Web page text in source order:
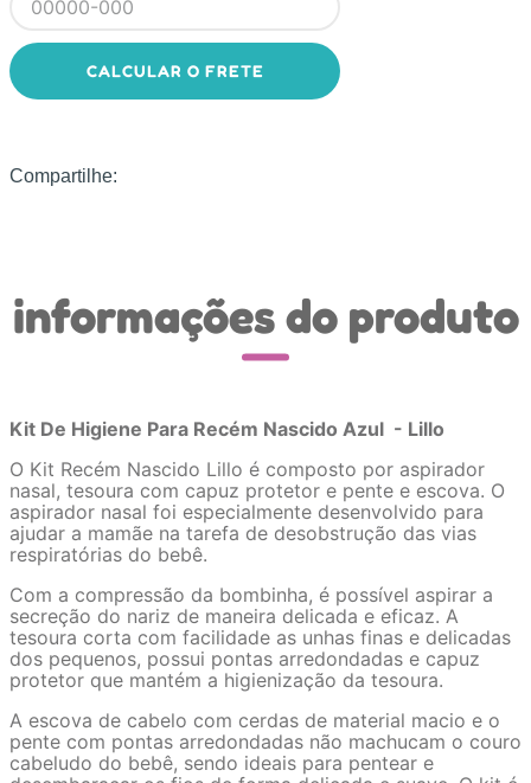
CALCULAR O FRETE
Compartilhe:
informações do produto
Kit De Higiene Para Recém Nascido Azul - Lillo
O Kit Recém Nascido Lillo é composto por aspirador
nasal, tesoura com capuz protetor e pente e escova. O
aspirador nasal foi especialmente desenvolvido para
ajudar a mamãe na tarefa de desobstrução das vias
respiratórias do bebê.
Com a compressão da bombinha, é possível aspirar a
secreção do nariz de maneira delicada e eficaz. A
tesoura corta com facilidade as unhas finas e delicadas
dos pequenos, possui pontas arredondadas e capuz
protetor que mantém a higienização da tesoura.
A escova de cabelo com cerdas de material macio e o
pente com pontas arredondadas não machucam o couro
cabeludo do bebê, sendo ideais para pentear e